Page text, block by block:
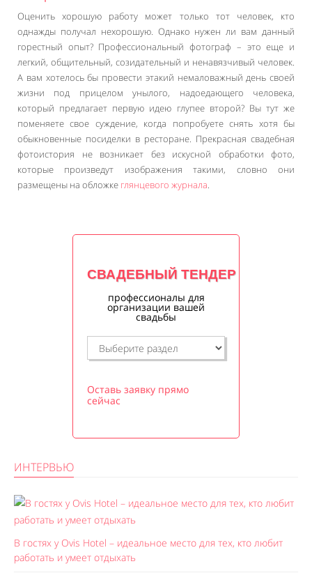
Оценить хорошую работу может только тот человек, кто
однажды получал нехорошую. Однако нужен ли вам данный
горестный опыт? Профессиональный фотограф – это еще и
легкий, общительный, созидательный и ненавязчивый человек.
А вам хотелось бы провести этакий немаловажный день своей
жизни под прицелом унылого, надоедающего человека,
который предлагает первую идею глупее второй? Вы тут же
поменяете свое суждение, когда попробуете снять хотя бы
обыкновенные посиделки в ресторане. Прекрасная свадебная
фотоистория не возникает без искусной обработки фото,
которые произведут изображения такими, словно они
размещены на обложке глянцевого журнала.
СВАДЕБНЫЙ ТЕНДЕР
профессионалы для
организации вашей
свадьбы
Оставь заявку прямо
сейчас
ИНТЕРВЬЮ
В гостях у Ovis Hotel – идеальное место для тех, кто любит
работать и умеет отдыхать